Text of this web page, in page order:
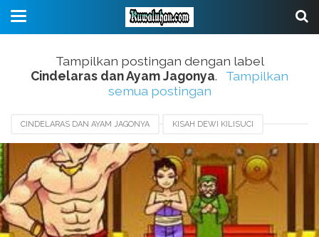
Tampilkan postingan dengan label
Cindelaras dan Ayam Jagonya.
Tampilkan
semua postingan
CINDELARAS DAN AYAM JAGONYA KISAH DEWI KILISUCI
KISAH DEWI SEKARTAJI LEGENDA CINDELARAS
SEJARAH KERAJAAN JENGGALA SEJARAH KERAJAAN KAHURIPAN
SEJARAH KERAJAAN KEDIRI